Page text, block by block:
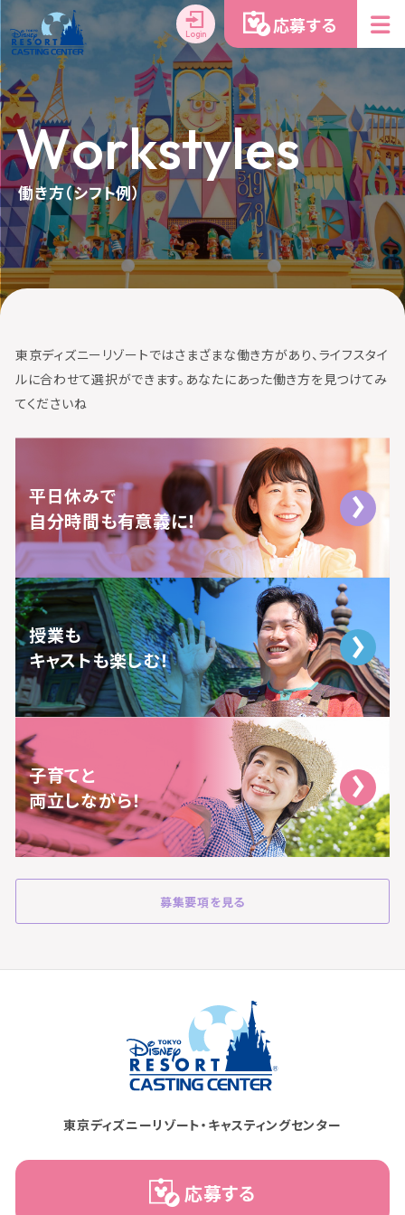
Login 応募する
Workstyles
働き方（シフト例）
東京ディズニーリゾートではさまざまな働き方があり、ライフスタイ
ルに合わせて選択ができます。あなたにあった働き方を見つけてみ
てくださいね
平日休みで
自分時間も有意義に！
授業も
キャストも楽しむ！
子育てと
両立しながら！
募集要項を見る
東京ディズニーリゾート・キャスティングセンター
応募する